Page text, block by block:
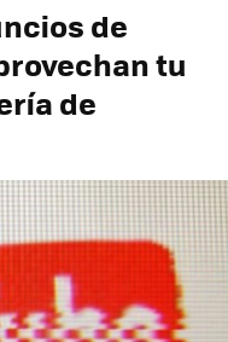
de
tu
de